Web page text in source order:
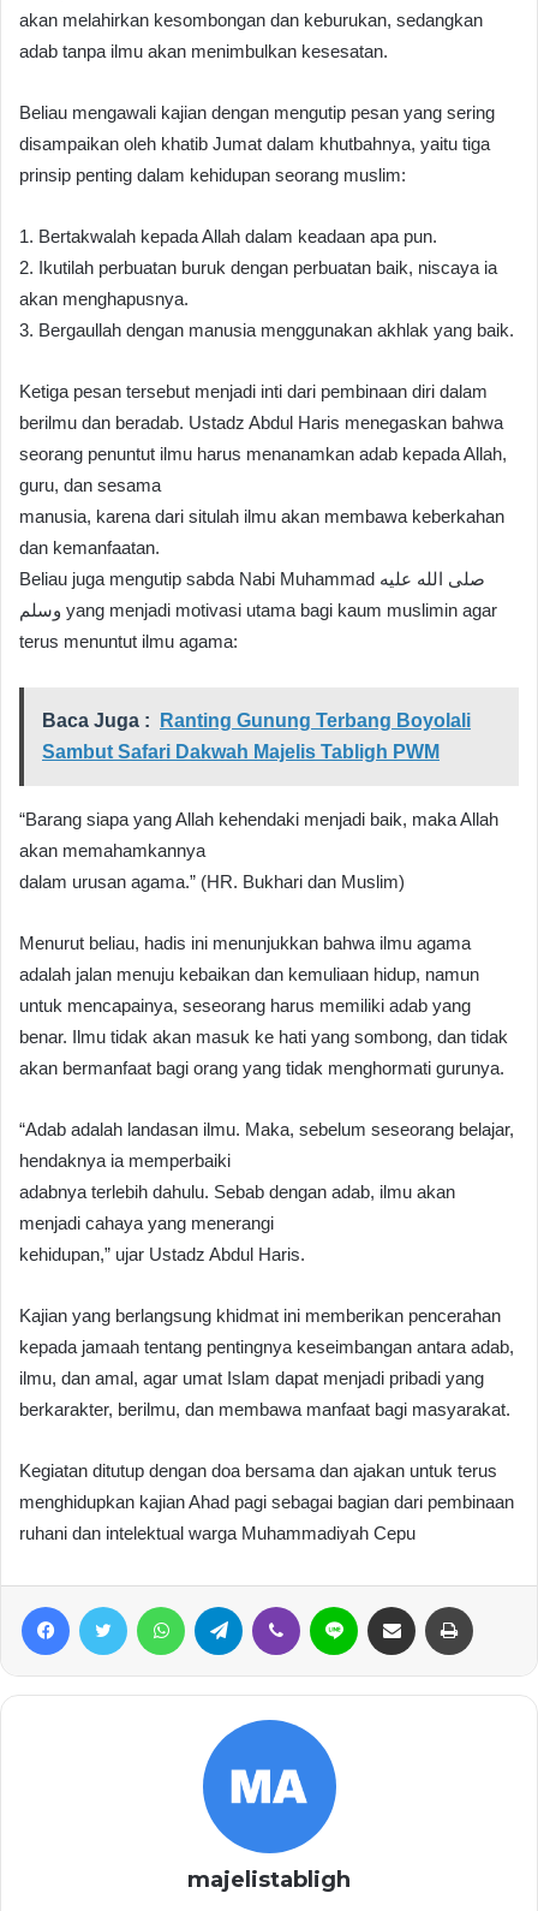
akan melahirkan kesombongan dan keburukan, sedangkan
adab tanpa ilmu akan menimbulkan kesesatan.
Beliau mengawali kajian dengan mengutip pesan yang sering
disampaikan oleh khatib Jumat dalam khutbahnya, yaitu tiga
prinsip penting dalam kehidupan seorang muslim:
1. Bertakwalah kepada Allah dalam keadaan apa pun.
2. Ikutilah perbuatan buruk dengan perbuatan baik, niscaya ia
akan menghapusnya.
3. Bergaullah dengan manusia menggunakan akhlak yang baik.
Ketiga pesan tersebut menjadi inti dari pembinaan diri dalam
berilmu dan beradab. Ustadz Abdul Haris menegaskan bahwa
seorang penuntut ilmu harus menanamkan adab kepada Allah,
guru, dan sesama
manusia, karena dari situlah ilmu akan membawa keberkahan
dan kemanfaatan.
Beliau juga mengutip sabda Nabi Muhammad صلى الله عليه
وسلم yang menjadi motivasi utama bagi kaum muslimin agar
terus menuntut ilmu agama:
Baca Juga :
Ranting Gunung Terbang Boyolali
Sambut Safari Dakwah Majelis Tabligh PWM
“Barang siapa yang Allah kehendaki menjadi baik, maka Allah
akan memahamkannya
dalam urusan agama.” (HR. Bukhari dan Muslim)
Menurut beliau, hadis ini menunjukkan bahwa ilmu agama
adalah jalan menuju kebaikan dan kemuliaan hidup, namun
untuk mencapainya, seseorang harus memiliki adab yang
benar. Ilmu tidak akan masuk ke hati yang sombong, dan tidak
akan bermanfaat bagi orang yang tidak menghormati gurunya.
“Adab adalah landasan ilmu. Maka, sebelum seseorang belajar,
hendaknya ia memperbaiki
adabnya terlebih dahulu. Sebab dengan adab, ilmu akan
menjadi cahaya yang menerangi
kehidupan,” ujar Ustadz Abdul Haris.
Kajian yang berlangsung khidmat ini memberikan pencerahan
kepada jamaah tentang pentingnya keseimbangan antara adab,
ilmu, dan amal, agar umat Islam dapat menjadi pribadi yang
berkarakter, berilmu, dan membawa manfaat bagi masyarakat.
Kegiatan ditutup dengan doa bersama dan ajakan untuk terus
menghidupkan kajian Ahad pagi sebagai bagian dari pembinaan
ruhani dan intelektual warga Muhammadiyah Cepu
Facebook Twitter WhatsApp Telegram Viber Line Share via Email
majelistabligh